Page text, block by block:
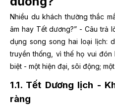
Nhiều du khách thường thắc
âm hay Tết dương?” - Câu trả
dụng song song hai loại lịch:
truyền thống, vì thế họ vui
biệt - một hiện đại, sôi động;
1.1. Tết Dương lịch -
ràng